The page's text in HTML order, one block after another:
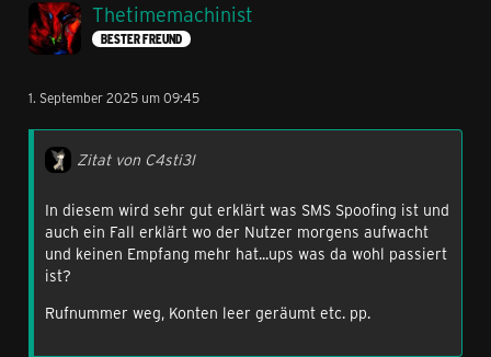
Thetimemachinist
BESTER FREUND
1. September 2025 um 09:45
Zitat von C4sti3l
In diesem wird sehr gut erklärt was SMS Spoofing ist und
auch ein Fall erklärt wo der Nutzer morgens aufwacht
und keinen Empfang mehr hat...ups was da wohl passiert
ist?
Rufnummer weg, Konten leer geräumt etc. pp.